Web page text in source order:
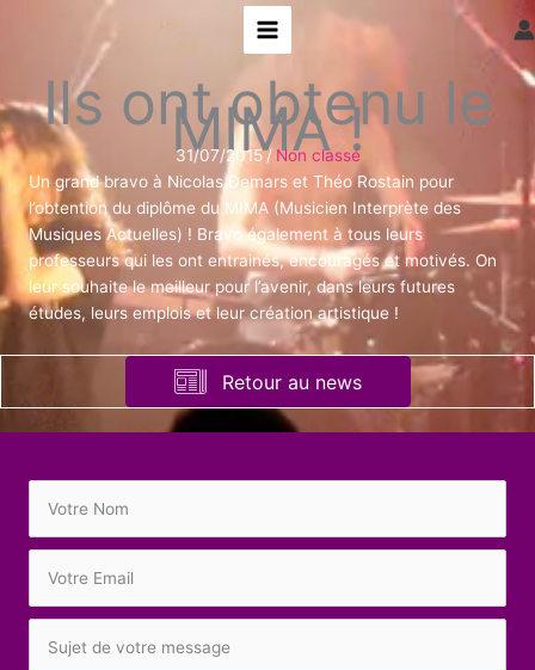
Ils ont obtenu le
MIMA !
31/07/2015/ Non classé
Un grand bravo à Nicolas Demars et Théo Rostain pour
l’obtention du diplôme du MIMA (Musicien Interprète des
Musiques Actuelles) ! Bravo également à tous leurs
professeurs qui les ont entrainés, encouragés et motivés. On
leur souhaite le meilleur pour l’avenir, dans leurs futures
études, leurs emplois et leur création artistique !
Retour au news